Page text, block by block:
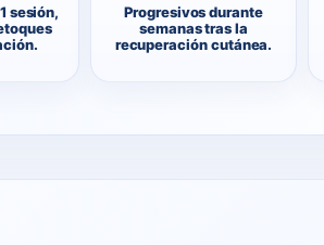
sesión,
Progresivos durante
semanas tras la
recuperación cutánea.